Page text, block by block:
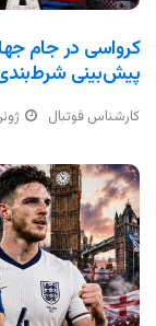
پیش‌بینی
کارشناس فوتبال ژوئن 10,